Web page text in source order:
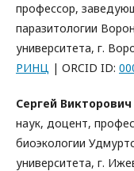
профессор,
паразитологии
университета, г.
РИНЦ | ORCID ID:
Сергей
наук, доцент,
биоэкологии
университета, г.